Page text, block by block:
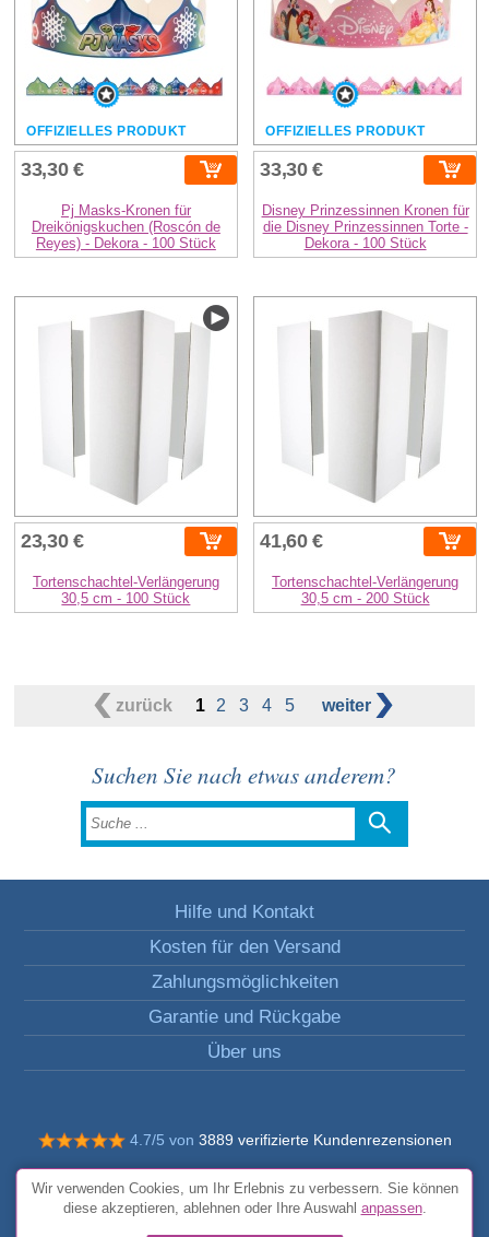
OFFIZIELLES PRODUKT
33,30 €
Pj Masks-Kronen für
Dreikönigskuchen (Roscón de
Reyes) - Dekora - 100 Stück
OFFIZIELLES PRODUKT
33,30 €
Disney Prinzessinnen Kronen für
die Disney Prinzessinnen Torte -
Dekora - 100 Stück
23,30 €
Tortenschachtel-Verlängerung
30,5 cm - 100 Stück
41,60 €
Tortenschachtel-Verlängerung
30,5 cm - 200 Stück
zurück 1 2 3 4 5 weiter
Suchen Sie nach etwas anderem?
Hilfe und Kontakt
Kosten für den Versand
Zahlungsmöglichkeiten
Garantie und Rückgabe
Über uns
4.7/5 von 3889 verifizierte Kundenrezensionen
© Alle Rechte vorbehalten FunToCome
Allgemeine Bedingungen und Konditionen
Wir verwenden Cookies, um Ihr Erlebnis zu verbessern. Sie können
diese akzeptieren, ablehnen oder Ihre Auswahl anpassen.